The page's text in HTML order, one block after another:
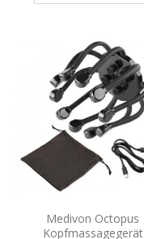
Medivon Octopus
Kopfmassagegerät